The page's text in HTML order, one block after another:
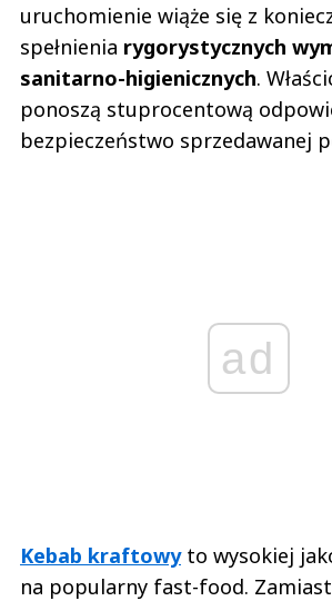
uruchomienie wiąże się z
spełnienia rygorystycznych
sanitarno-higienicznych.
ponoszą stuprocentową
bezpieczeństwo sprzedawanej
ad
Kebab kraftowyto wysokiej
na popularny fast-food.